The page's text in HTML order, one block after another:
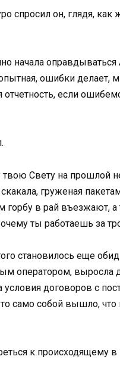
спросил он, глядя, как
начала оправдываться
ошибки делает,
если
твою Свету на прошлой
груженая
горбу в рай въезжают, а
ты работаешь за
становилось еще
оператором, выросла
условия договоров с
само собой вышло, что
к происходящему в